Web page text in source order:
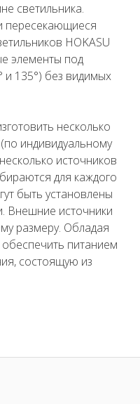
светильника.
пересекающиеся
HOKASU
элементы под
и 135°) без видимых
несколько
индивидуальному
источников
для каждого
быть установлены
Внешние источники
размеру. Обладая
питанием
состоящую из